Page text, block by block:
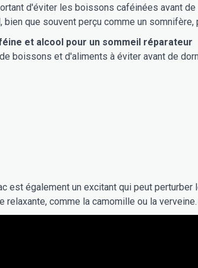
d'éviter les boissons caféinées avant de
bien que souvent perçu comme un
et alcool pour un sommeil réparateur
boissons et d'aliments à éviter avant de
est également un excitant qui peut
relaxante, comme la camomille ou la